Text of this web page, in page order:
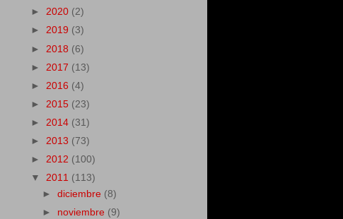
► 2020 (2)
► 2019 (3)
► 2018 (6)
► 2017 (13)
► 2016 (4)
► 2015 (23)
► 2014 (31)
► 2013 (73)
► 2012 (100)
▼ 2011 (113)
►diciembre (8)
► noviembre (9)